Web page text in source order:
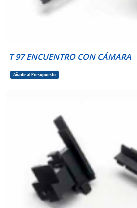
T 97 ENCUENTRO CON CÁMARA
Añadir al Presupuesto